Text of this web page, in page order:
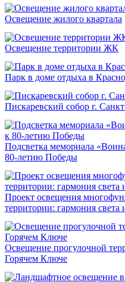
Освещение жилого квартала
Освещение территории ЖК
Парк в доме отдыха в
Пискаревский собор г.
Подсветка мемориала
80-летию Победы
Проект освещения
территории: гармония света
Освещение прогулочной
Горячем Ключе